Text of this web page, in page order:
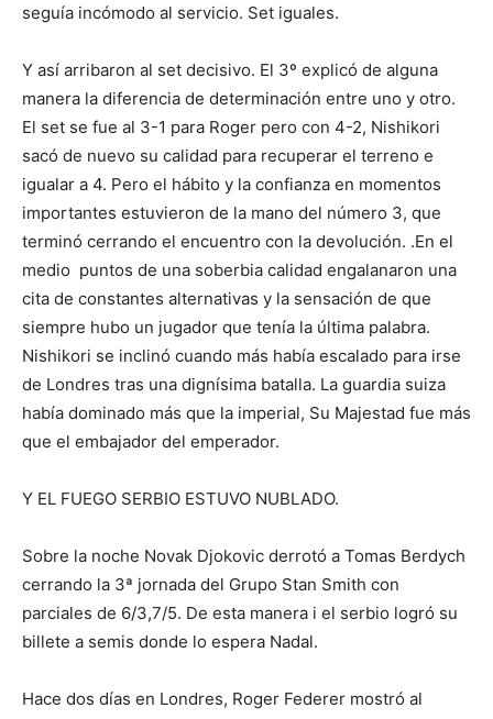
seguía incómodo al servicio. Set iguales.
Y así arribaron al set decisivo. El 3º explicó de alguna
manera la diferencia de determinación entre uno y otro.
El set se fue al 3-1 para Roger pero con 4-2, Nishikori
sacó de nuevo su calidad para recuperar el terreno e
igualar a 4. Pero el hábito y la confianza en momentos
importantes estuvieron de la mano del número 3, que
terminó cerrando el encuentro con la devolución. .En el
medio puntos de una soberbia calidad engalanaron una
cita de constantes alternativas y la sensación de que
siempre hubo un jugador que tenía la última palabra.
Nishikori se inclinó cuando más había escalado para irse
de Londres tras una dignísima batalla. La guardia suiza
había dominado más que la imperial, Su Majestad fue más
que el embajador del emperador.
Y EL FUEGO SERBIO ESTUVO NUBLADO.
Sobre la noche Novak Djokovic derrotó a Tomas Berdych
cerrando la 3ª jornada del Grupo Stan Smith con
parciales de 6/3,7/5. De esta manera i el serbio logró su
billete a semis donde lo espera Nadal.
Hace dos días en Londres, Roger Federer mostró al